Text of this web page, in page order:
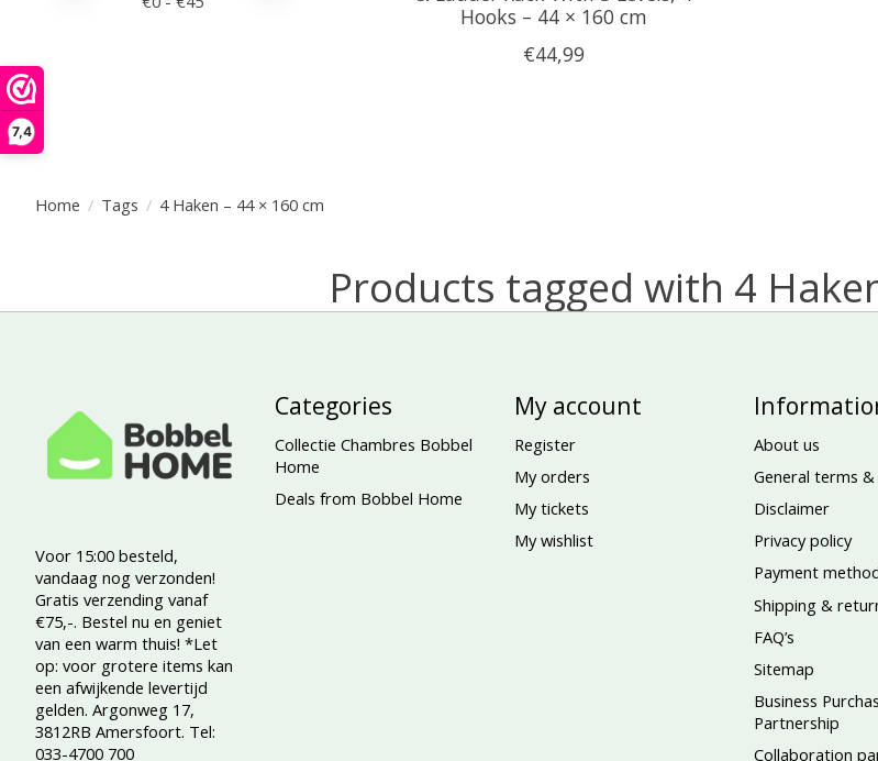
7,4
Home / Tags / 4 Haken – 44 × 160 cm
Products tagged with 4
Hooks – 44 × 160 cm
€44,99
Voor 15:00 besteld,
vandaag nog verzonden!
Gratis verzending vanaf
€75,-. Bestel nu en geniet
van een warm thuis! *Let
op: voor grotere items kan
een afwijkende levertijd
gelden. Argonweg 17,
3812RB Amersfoort. Tel:
033-4700 700
Categories
Collectie Chambres Bobbel
Home
Deals from Bobbel Home
My account
Register
My orders
My tickets
My wishlist
About us
General terms
Disclaimer
Privacy policy
Payment
Shipping &
FAQ’s
Sitemap
Business
Partnership
Collaboration